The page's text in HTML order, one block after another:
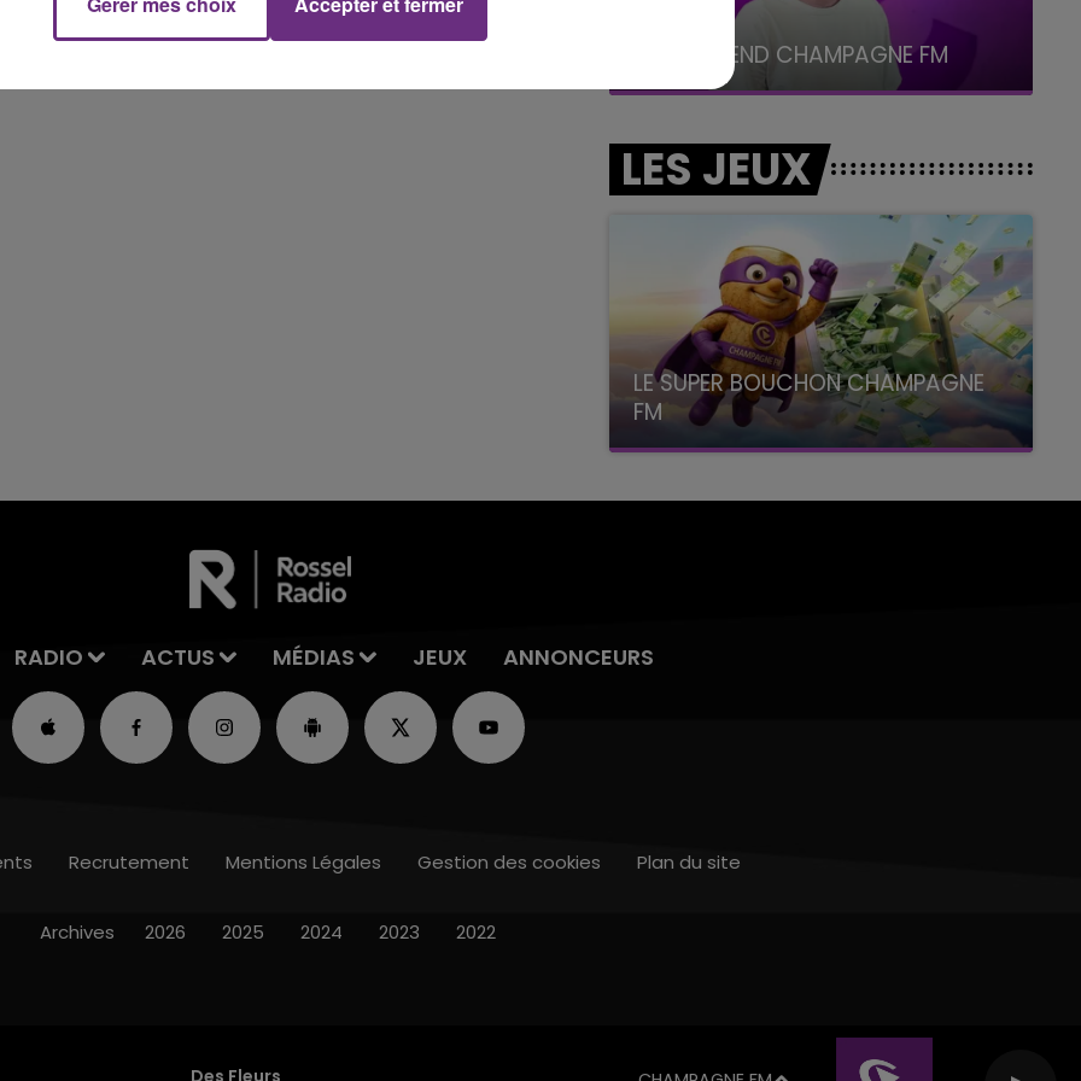
LE WEEK-END CHAMPAGNE FM
LES JEUX
LE SUPER BOUCHON CHAMPAGNE
FM
avec La Famille Champagne FM, à 8H10
RADIO ACTUS MÉDIAS JEUX ANNONCEURS
Des Fleurs
Recrutement Mentions Légales Gestion des cookies Plan du site
Archives 2026 2025 2024 2023 2022